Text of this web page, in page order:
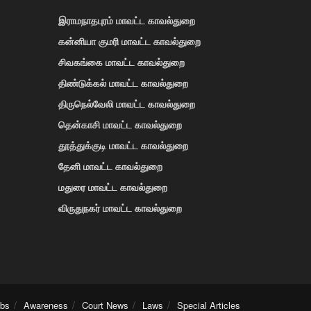
இராமநாதபுரம் மாவட்ட காவல்துறை
கன்னியா குமரி மாவட்ட காவல்துறை
சிவகங்கை மாவட்ட காவல்துறை
திண்டுக்கல் மாவட்ட காவல்துறை
திருநெல்வேலி மாவட்ட காவல்துறை
தென்காசி மாவட்ட காவல்துறை
தூத்துக்குடி மாவட்ட காவல்துறை
தேனி மாவட்ட காவல்துறை
மதுரை மாவட்ட காவல்துறை
விருதுநகர் மாவட்ட காவல்துறை
Awareness Court News Laws Special Articles